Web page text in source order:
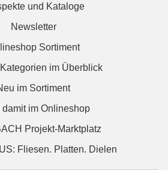
und Kataloge
Newsletter
Sortiment
im Überblick
im Sortiment
damit im Onlineshop
Projekt-Marktplatz
Fliesen. Platten. Dielen